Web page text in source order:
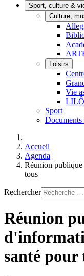
Sport, culture &
Culture,
Loisirs
Vie
LILÔ
Sport
Documents
Accueil
Agenda
Réunion
tous
Rechercher
Réunion
santé pour